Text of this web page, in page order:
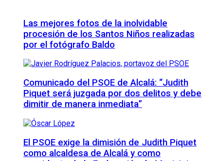
Las mejores fotos de la inolvidable
procesión de los Santos Niños realizadas
por el fotógrafo Baldo
Comunicado del PSOE de Alcalá: “Judith
Piquet será juzgada por dos delitos y debe
dimitir de manera inmediata”
El PSOE exige la dimisión de Judith Piquet
como alcaldesa de Alcalá y como